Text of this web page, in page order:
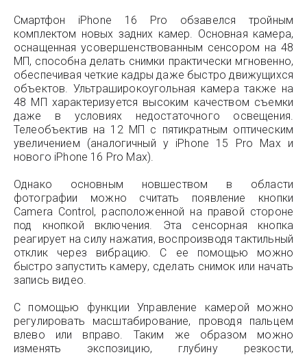
Смартфон iPhone 16 Pro обзавелся тройным
комплектом новых задних камер. Основная камера,
оснащенная усовершенствованным сенсором на 48
МП, способна делать снимки практически мгновенно,
обеспечивая четкие кадры даже быстро движущихся
объектов. Ультраширокоугольная камера также на
48 МП характеризуется высоким качеством съемки
даже в условиях недостаточного освещения.
Телеобъектив на 12 МП с пятикратным оптическим
увеличением (аналогичный у iPhone 15 Pro Max и
нового iPhone 16 Pro Max).
Однако основным новшеством в области
фотографии можно считать появление кнопки
Camera Control, расположенной на правой стороне
под кнопкой включения. Эта сенсорная кнопка
реагирует на силу нажатия, воспроизводя тактильный
отклик через вибрацию. С ее помощью можно
быстро запустить камеру, сделать снимок или начать
запись видео.
С помощью функции Управление камерой можно
регулировать масштабирование, проводя пальцем
влево или вправо. Таким же образом можно
изменять экспозицию, глубину резкости,